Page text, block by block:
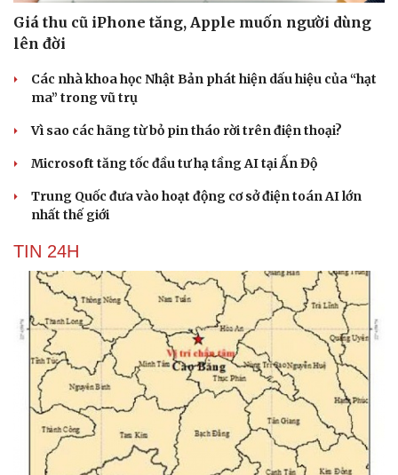
Giá thu cũ iPhone tăng, Apple muốn người dùng
lên đời
Các nhà khoa học Nhật Bản phát hiện dấu hiệu của “hạt
ma” trong vũ trụ
Vì sao các hãng từ bỏ pin tháo rời trên điện thoại?
Microsoft tăng tốc đầu tư hạ tầng AI tại Ấn Độ
Trung Quốc đưa vào hoạt động cơ sở điện toán AI lớn
nhất thế giới
TIN 24H